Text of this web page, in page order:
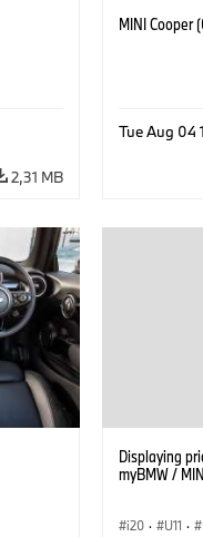
2,31 MB
MINI Cooper
Tue Aug 04
Displaying
myBMW /
i20 · U11 ·